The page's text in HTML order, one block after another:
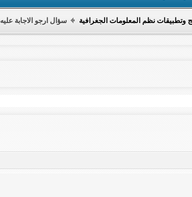
وتطبيقات نظم المعلومات الجغرافية سؤال ارجو الاجابة عليه